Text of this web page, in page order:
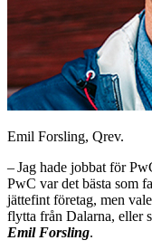
Emil Forsling, Qrev.
– Jag hade jobbat för
PwC var det bästa som
jättefint företag, men
flytta från Dalarna, eller
Emil Forsling.